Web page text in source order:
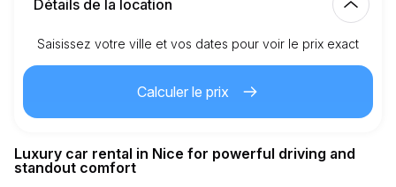
Détails de la location
Km inclus 150.00
Âge minimum 21
Saisissez votre ville et vos dates pour voir le prix exact
Calculer le prix
Luxury car rental in Nice for powerful driving and
standout comfort